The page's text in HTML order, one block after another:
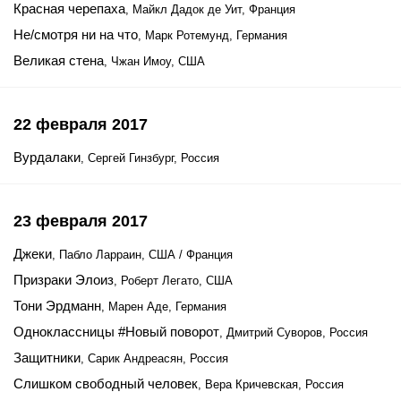
Красная черепаха, Майкл Дадок де Уит, Франция
Не/смотря ни на что, Марк Ротемунд, Германия
Великая стена, Чжан Имоу, США
22 февраля 2017
Вурдалаки, Сергей Гинзбург, Россия
23 февраля 2017
Джеки, Пабло Ларраин, США / Франция
Призраки Элоиз, Роберт Легато, США
Тони Эрдманн, Марен Аде, Германия
Одноклассницы #Новый поворот, Дмитрий Суворов, Россия
Защитники, Сарик Андреасян, Россия
Слишком свободный человек, Вера Кричевская, Россия